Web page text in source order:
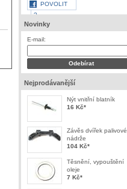
POVOLIT
?
Novinky
E-mail:
Nejprodávanější
Nýt vnitřní blatník
16 Kč*
Závěs dvířek palivové
nádrže
104 Kč*
Těsnění, vypouštění
oleje
7 Kč*